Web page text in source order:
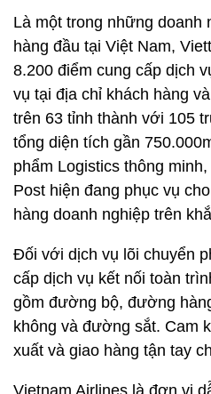
Là một trong những doanh
hàng đầu tại Việt Nam,
8.200 điểm cung cấp dịch
vụ tại địa chỉ khách hàng
trên 63 tỉnh thành với 105
tổng diện tích gần
phẩm Logistics thông
Post hiện đang phục vụ
hàng doanh nghiệp trên
Đối với dịch vụ lõi chuyển
cấp dịch vụ kết nối toàn
gồm đường bộ, đường
không và đường sắt. Cam
xuất và giao hàng tận tay
Vietnam Airlines là đơn vị